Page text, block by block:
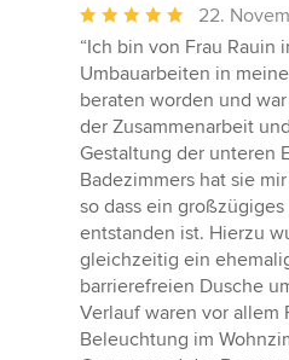
Durchschnittliche
Bewertung:
5
von
5
Sternen
22.
“Ich bin von Frau Rauin
Umbauarbeiten in
beraten worden und
der Zusammenarbeit
Gestaltung der unteren
Badezimmers hat sie
so dass ein
entstanden ist. Hierzu
gleichzeitig ein
barrierefreien Dusche
Verlauf waren vor allem
Beleuchtung im